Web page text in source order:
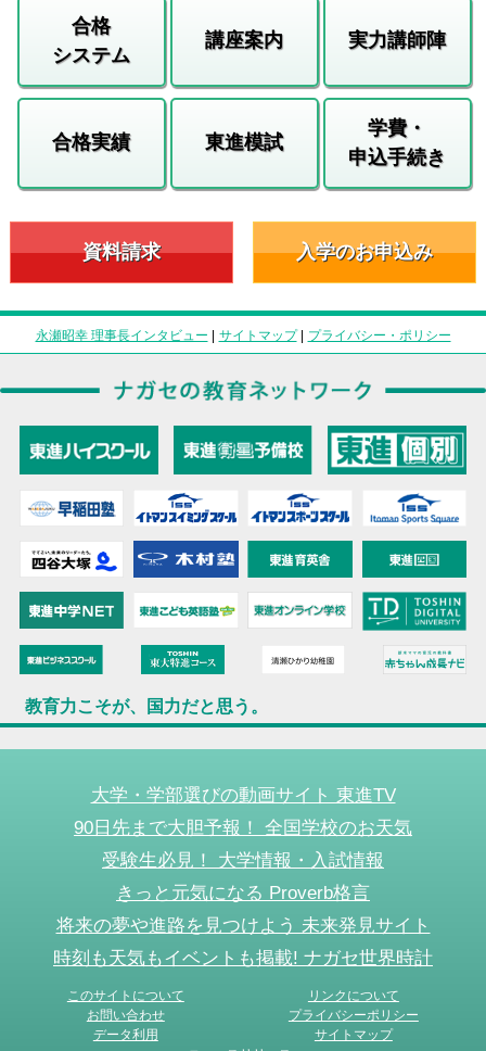
合格
システム
講座案内 実力講師陣
合格実績 東進模試
学費・
申込手続き
資料請求 入学のお申込み
永瀬昭幸 理事長インタビュー | サイトマップ| プライバシー・ポリシー
教育力こそが、国力だと思う。
大学・学部選びの動画サイト 東進TV
90日先まで大胆予報！ 全国学校のお天気
受験生必見！ 大学情報・入試情報
きっと元気になる Proverb格言
将来の夢や進路を見つけよう 未来発見サイト
時刻も天気もイベントも掲載! ナガセ世界時計
このサイトについて
リンクについて
お問い合わせ
プライバシーポリシー
データ利用
サイトマップ